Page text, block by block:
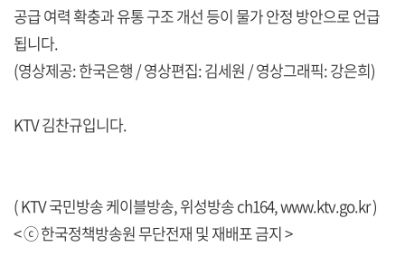
공급 여력 확충과 유통 구조 개선 등이 물가 안정 방안으로 언급
됩니다.
(영상제공: 한국은행 / 영상편집: 김세원 / 영상그래픽: 강은희)
KTV 김찬규입니다.
( KTV 국민방송 케이블방송, 위성방송 ch164,www.ktv.go.kr)
< ⓒ 한국정책방송원 무단전재 및 재배포 금지 >